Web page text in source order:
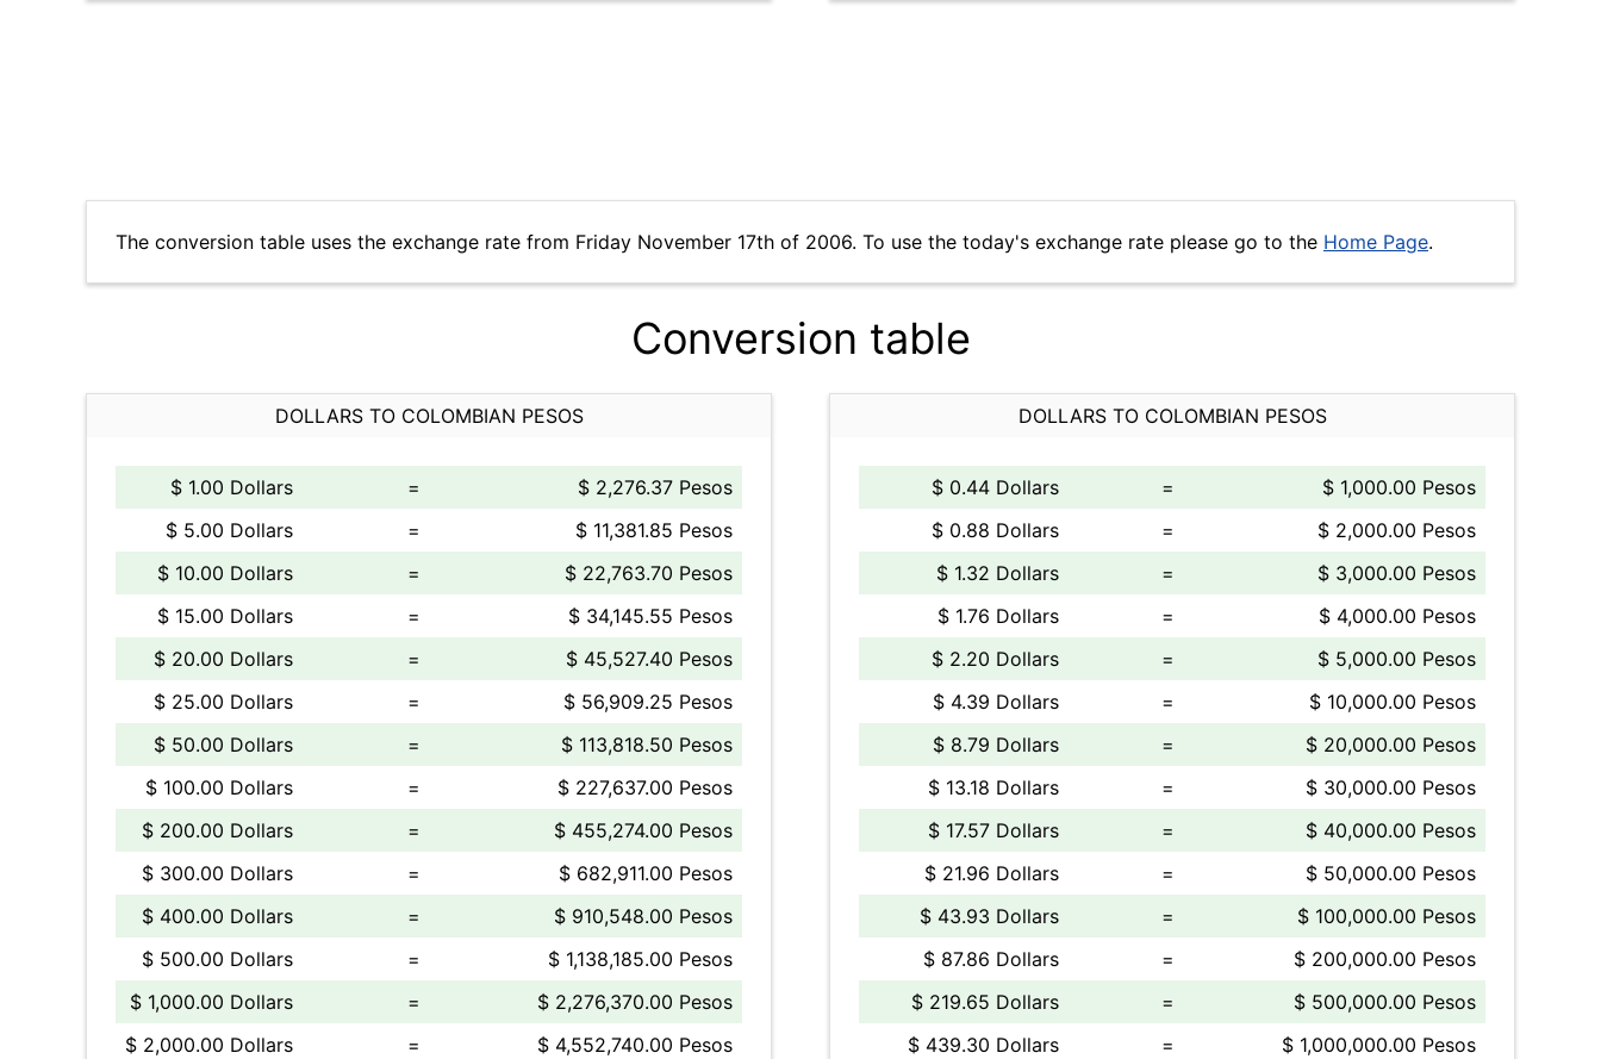
The conversion table uses the exchange rate from Friday November 17th of 2006. To use the today's exchange rate please go to the Home Page.
Conversion table
DOLLARS TO COLOMBIAN PESOS
$ 1.00 Dollars =
$ 2,276.37 Pesos
$ 5.00 Dollars
=
$ 11,381.85 Pesos
$ 10.00 Dollars
=
$ 22,763.70 Pesos
$ 15.00 Dollars
=
$ 34,145.55 Pesos
$ 20.00 Dollars
=
$ 45,527.40 Pesos
$ 25.00 Dollars
=
$ 56,909.25 Pesos
$ 50.00 Dollars
=
$ 113,818.50 Pesos
$ 100.00 Dollars
=
$ 227,637.00 Pesos
$ 200.00 Dollars
=
$ 455,274.00 Pesos
$ 300.00 Dollars
=
$ 682,911.00 Pesos
$ 400.00 Dollars
=
$ 910,548.00 Pesos
$ 500.00 Dollars
=
$ 1,138,185.00 Pesos
$ 1,000.00 Dollars
=
$ 2,276,370.00 Pesos
$ 2,000.00 Dollars
= $ 4,552,740.00 Pesos
DOLLARS TO COLOMBIAN PESOS
$ 0.44 Dollars =
$ 1,000.00 Pesos
$ 0.88 Dollars
=
$ 2,000.00 Pesos
$ 1.32 Dollars
=
$ 3,000.00 Pesos
$ 1.76 Dollars
=
$ 4,000.00 Pesos
$ 2.20 Dollars
=
$ 5,000.00 Pesos
$ 4.39 Dollars
=
$ 10,000.00 Pesos
$ 8.79 Dollars
=
$ 20,000.00 Pesos
$ 13.18 Dollars
=
$ 30,000.00 Pesos
$ 17.57 Dollars
=
$ 40,000.00 Pesos
$ 21.96 Dollars
=
$ 50,000.00 Pesos
$ 43.93 Dollars
=
$ 100,000.00 Pesos
$ 87.86 Dollars
=
$ 200,000.00 Pesos
$ 219.65 Dollars
=
$ 500,000.00 Pesos
$ 439.30 Dollars
= $ 1,000,000.00 Pesos